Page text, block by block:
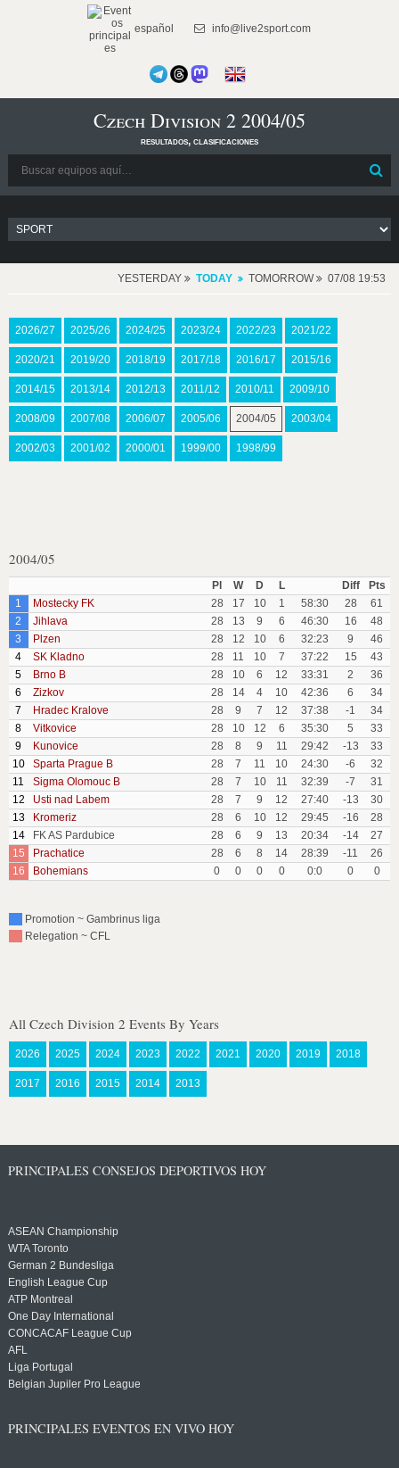
español info@live2sport.com
Czech Division 2 2004/05
resultados, clasificaciones
YESTERDAY TODAY TOMORROW 07/08 19:53
2026/27 2025/26 2024/25 2023/24 2022/23 2021/22
2020/21 2019/20 2018/19 2017/18 2016/17 2015/16
2014/15 2013/14 2012/13 2011/12 2010/11 2009/10
2008/09 2007/08 2006/07 2005/06 2004/05 2003/04
2002/03 2001/02 2000/01 1999/00 1998/99
2004/05
Pl W D L Diff
Pts
1
Mostecky FK 28 17 10 1 58:30 28
61
2
Jihlava 28 13 9 6 46:30 16
48
3
Plzen 28 12 10 6 32:23 9
46
4
SK Kladno 28 11 10 7 37:22 15
43
5
Brno B 28 10 6 12 33:31 2
36
6
Zizkov 28 14 4 10 42:36 6
34
7
Hradec Kralove 28 9 7 12 37:38 -1
34
8
Vitkovice 28 10 12 6 35:30 5
33
9
Kunovice 28 8 9 11 29:42 -13
33
10
Sparta Prague B 28 7 11 10 24:30 -6
32
11
Sigma Olomouc B 28 7 10 11 32:39 -7
31
12
Usti nad Labem 28 7 9 12 27:40 -13
30
13
Kromeriz 28 6 10 12 29:45 -16
28
14
FK AS Pardubice 28 6 9 13 20:34 -14
27
15
Prachatice 28 6 8 14 28:39 -11
26
16
Bohemians 0 0 0 0 0:0 0 0
Promotion ~ Gambrinus liga
Relegation ~ CFL
All Czech Division 2 Events By Years
2026 2025 2024 2023 2022 2021 2020 2019 2018
2017 2016 2015 2014 2013
PRINCIPALES CONSEJOS DEPORTIVOS HOY
ASEAN Championship
WTA Toronto
German 2 Bundesliga
English League Cup
ATP Montreal
One Day International
CONCACAF League Cup
AFL
Liga Portugal
Belgian Jupiler Pro League
PRINCIPALES EVENTOS EN VIVO HOY